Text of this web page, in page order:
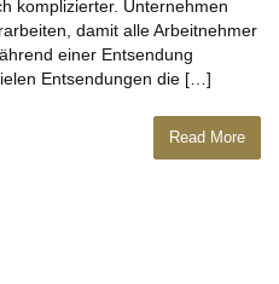
komplizierter. Unternehmen
damit alle Arbeitnehmer
einer Entsendung
Entsendungen die […]
Read More